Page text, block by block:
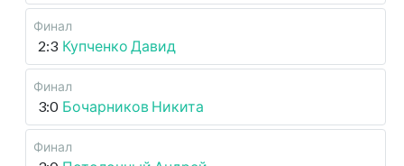
Финал
2:3 Купченко Давид
Финал
3:0 Бочарников Никита
Финал